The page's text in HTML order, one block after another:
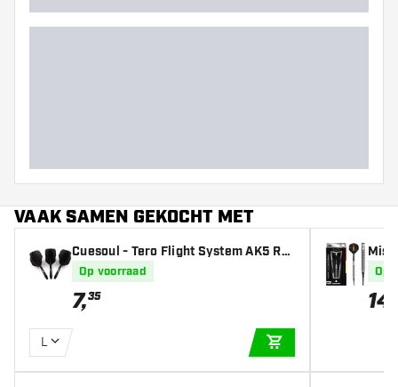
VAAK SAMEN GEKOCHT MET
Cuesoul - Tero Flight System AK5 Ro
st Standaard - Black - Dart Flights
Op voorraad
7,35
L
Tip
Op
14